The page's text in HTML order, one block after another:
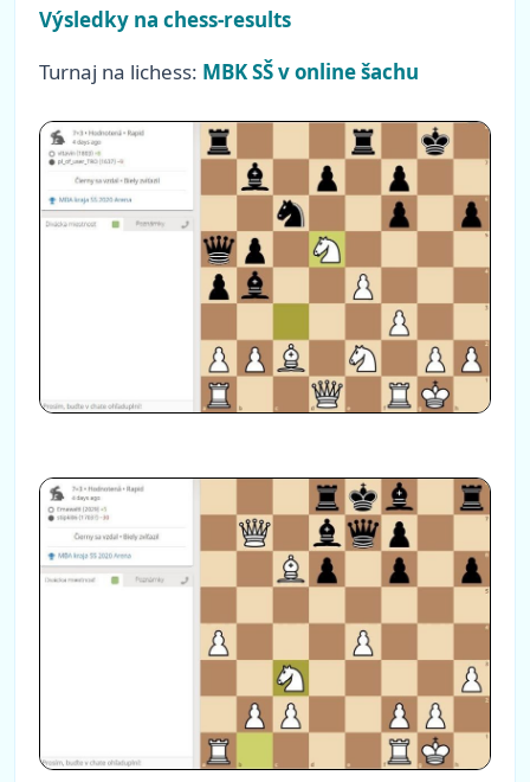
Výsledky na chess-results
Turnaj na lichess: MBK SŠ v online šachu